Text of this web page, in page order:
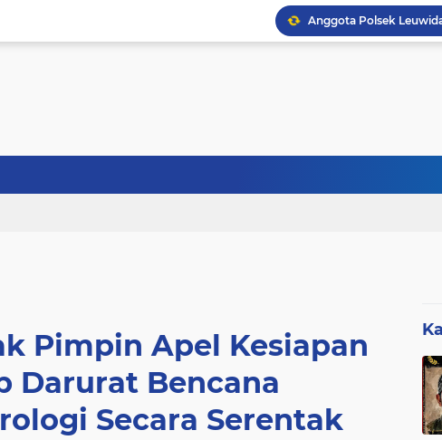
Pimpin Apel Kesiapan
Darurat Bencana
Secara Serentak